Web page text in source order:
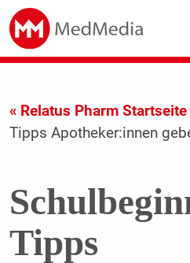
« Relatus Pharm Startseite
Tipps Apotheker:innen
Tipps